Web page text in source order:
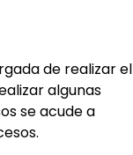
de realizar el
algunas
se acude a